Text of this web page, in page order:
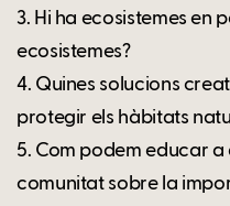
3. Hi ha ecosistemes en
ecosistemes?
4. Quines solucions
protegir els hàbitats
5. Com podem educar a
comunitat sobre la